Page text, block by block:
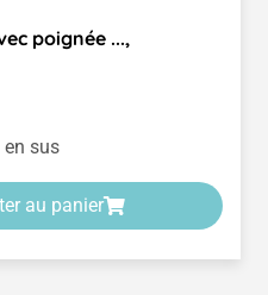
poignée ...,
sus
au panier